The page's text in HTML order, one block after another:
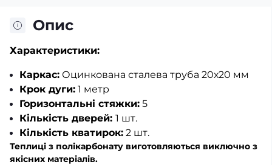
Опис
Характеристики:
Каркас: Оцинкована сталева труба 20х20 мм
Крок дуги: 1 метр
Горизонтальні стяжки: 5
Кількість дверей: 1 шт.
Кількість кватирок: 2 шт.
Теплиці з полікарбонату виготовляються виключно з
якісних матеріалів.